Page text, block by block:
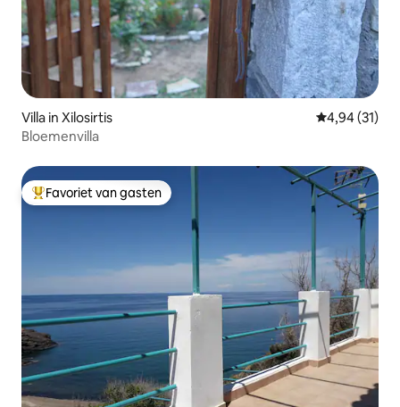
Villa in Xilosirtis Gemiddelde
4,94 (31)
Bloemenvilla
Topfavoriet van gasten
Favoriet van gasten